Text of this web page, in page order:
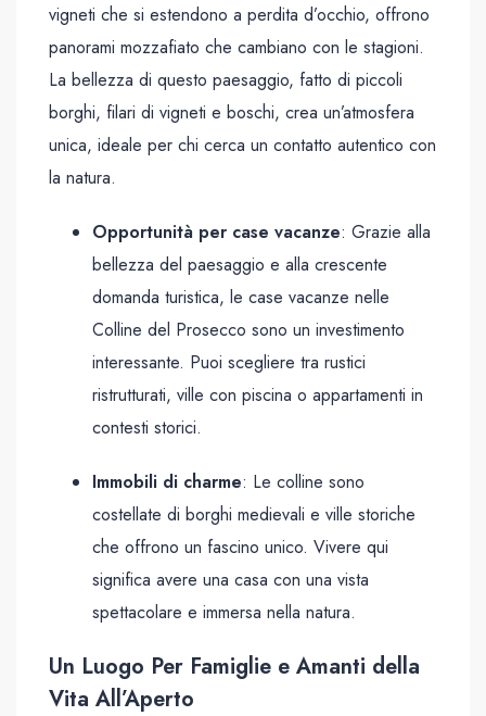
vigneti che si estendono a perdita d’occhio, offrono
panorami mozzafiato che cambiano con le stagioni.
La bellezza di questo paesaggio, fatto di piccoli
borghi, filari di vigneti e boschi, crea un’atmosfera
unica, ideale per chi cerca un contatto autentico con
la natura.
Opportunità per case vacanze: Grazie alla
bellezza del paesaggio e alla crescente
domanda turistica, le case vacanze nelle
Colline del Prosecco sono un investimento
interessante. Puoi scegliere tra rustici
ristrutturati, ville con piscina o appartamenti in
contesti storici.
Immobili di charme: Le colline sono
costellate di borghi medievali e ville storiche
che offrono un fascino unico. Vivere qui
significa avere una casa con una vista
spettacolare e immersa nella natura.
Un Luogo Per Famiglie e Amanti della
Vita All’Aperto